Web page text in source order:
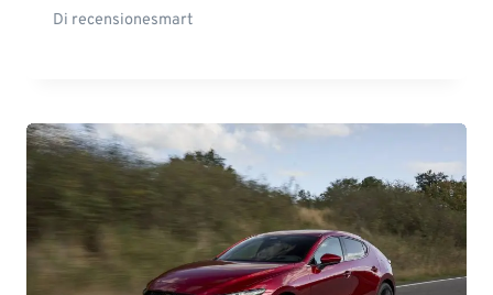
Di recensionesmart